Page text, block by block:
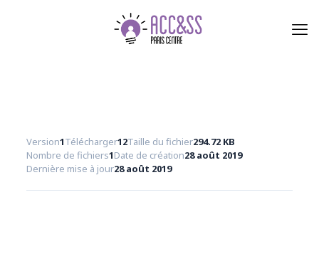
Version1Télécharger12Taille du fichier294.72 KB
Nombre de fichiers1Date de création28 août 2019
Dernière mise à jour28 août 2019